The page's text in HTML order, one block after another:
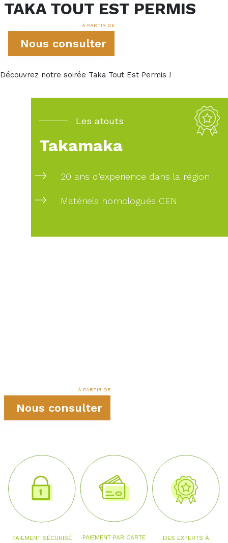
TAKA TOUT EST PERMIS
À PARTIR DE
Nous consulter
Découvrez notre soirée Taka Tout Est Permis !
Les atouts
Takamaka
20 ans d’experience dans la région
Matériels homologués CEN
À PARTIR DE
Nous consulter
PAIEMENT SÉCURISÉ
PAIEMENT PAR CARTE
DES EXPERTS À